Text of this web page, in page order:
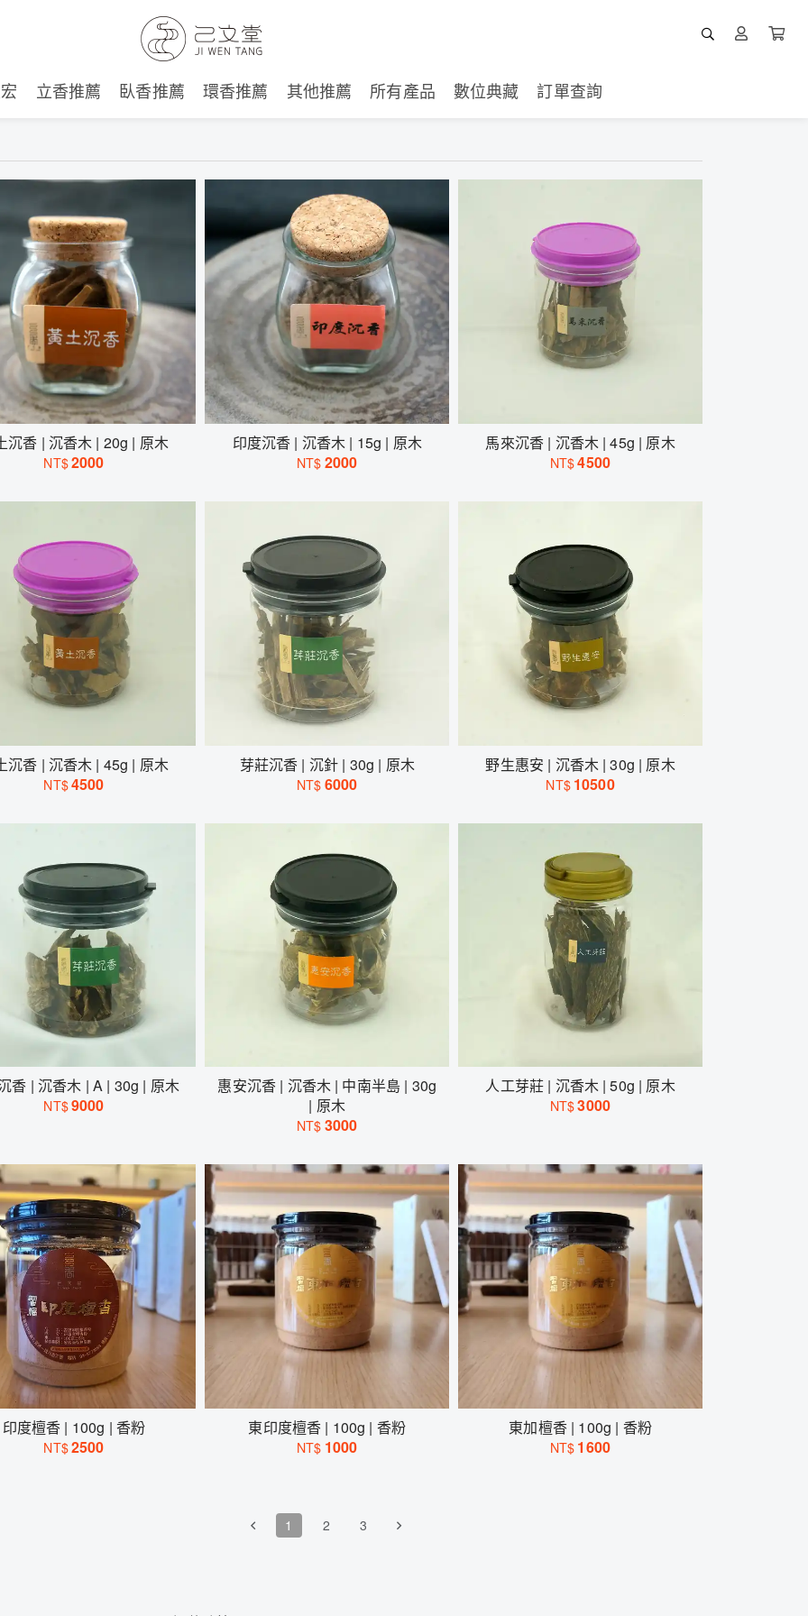
立香推薦 臥香推薦 環香推薦 其他推薦 所有產品 數位典藏 訂單查詢
沉香 | 沉香木 | 20g | 原木
NT$2000
印度沉香 | 沉香木 | 15g | 原木
NT$ 2000
馬來沉香 | 沉香木 | 45g | 原木
NT$4500
沉香 | 沉香木 | 45g | 原木
NT$4500
芽莊沉香 | 沉針 | 30g | 原木
NT$ 6000
野生惠安 | 沉香木 | 30g | 原木
NT$ 10500
香 | 沉香木 | A | 30g | 原木
NT$9000
惠安沉香 | 沉香木 | 中南半島 | 30g
| 原木
NT$ 3000
人工芽莊 | 沉香木 | 50g | 原木
NT$3000
印度檀香 | 100g | 香粉
NT$2500
東印度檀香 | 100g | 香粉
NT$ 1000
東加檀香 | 100g | 香粉
NT$ 1600
1 2 3